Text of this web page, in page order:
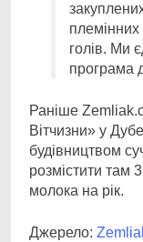
голів. Ми
програма
Раніше
Вітчизни» у
будівництвом
розмістити там
молока на рік.
Джерело: